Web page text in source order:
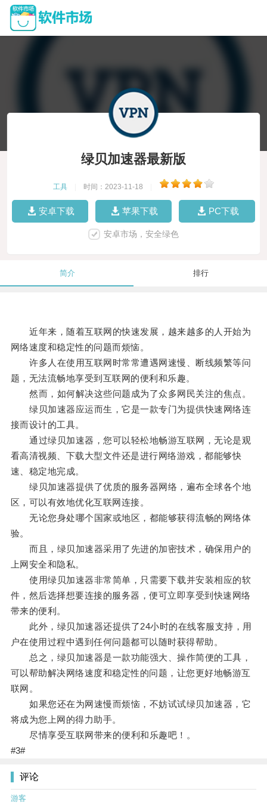
绿贝加速器最新版
工具 时间：2023-11-18
安卓下载 苹果下载 PC下载
安卓市场，安全绿色
简介 排行
近年来，随着互联网的快速发展，越来越多的人开始为
网络速度和稳定性的问题而烦恼。
许多人在使用互联网时常常遭遇网速慢、断线频繁等问
题，无法流畅地享受到互联网的便利和乐趣。
然而，如何解决这些问题成为了众多网民关注的焦点。
绿贝加速器应运而生，它是一款专门为提供快速网络连
接而设计的工具。
通过绿贝加速器，您可以轻松地畅游互联网，无论是观
看高清视频、下载大型文件还是进行网络游戏，都能够快
速、稳定地完成。
绿贝加速器提供了优质的服务器网络，遍布全球各个地
区，可以有效地优化互联网连接。
无论您身处哪个国家或地区，都能够获得流畅的网络体
验。
而且，绿贝加速器采用了先进的加密技术，确保用户的
上网安全和隐私。
使用绿贝加速器非常简单，只需要下载并安装相应的软
件，然后选择想要连接的服务器，便可立即享受到快速网络
带来的便利。
此外，绿贝加速器还提供了24小时的在线客服支持，用
户在使用过程中遇到任何问题都可以随时获得帮助。
总之，绿贝加速器是一款功能强大、操作简便的工具，
可以帮助解决网络速度和稳定性的问题，让您更好地畅游互
联网。
如果您还在为网速慢而烦恼，不妨试试绿贝加速器，它
将成为您上网的得力助手。
尽情享受互联网带来的便利和乐趣吧！。
#3#
评论
游客